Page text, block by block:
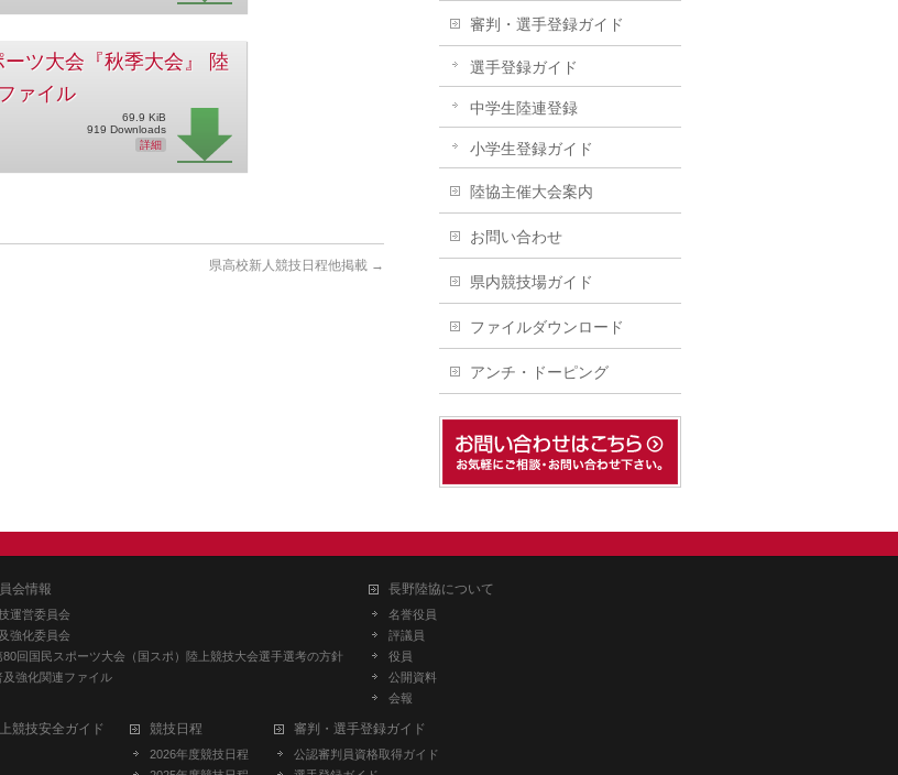
ツ大会『秋季大会』 陸
ァイル
69.9 KiB
919 Downloads
詳細
県高校新人競技日程他掲載 →
審判・選手登録ガイド
選手登録ガイド
中学生陸連登録
小学生登録ガイド
陸協主催大会案内
お問い合わせ
県内競技場ガイド
ファイルダウンロード
アンチ・ドーピング
会情報
運営委員会
強化委員会
80回国民スポーツ大会（国スポ）陸上競技大会選手選考の方針
及強化関連ファイル
長野陸協について
名誉役員
評議員
役員
公開資料
会報
競技安全ガイド 競技日程
2026年度競技日程
審判・選手登録ガイド
公認審判員資格取得ガイド